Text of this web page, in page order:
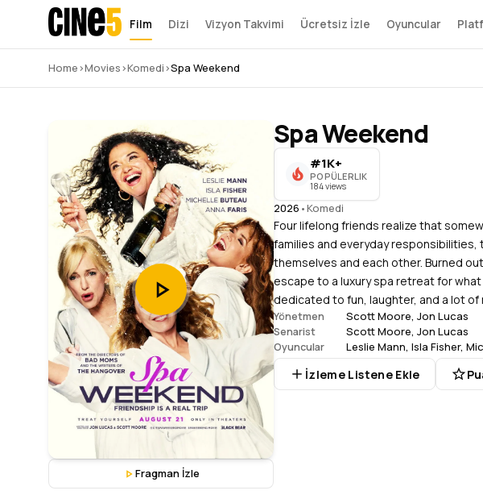
Film Dizi Vizyon Takvimi Ücretsiz İzle Oyuncular
Home›Movies›Komedi›Spa Weekend
Fragman İzle
Spa Weekend
#1K+
POPÜLERLIK
184 views
2026 •Komedi
Four lifelong friends realize that
families and everyday
themselves and each other. Burned
escape to a luxury spa retreat for
dedicated to fun, laughter, and a lot of
Yönetmen Scott Moore, Jon Lucas
Senarist Scott Moore, Jon Lucas
Oyuncular Leslie Mann, Isla Fisher,
İzleme Listene Ekle